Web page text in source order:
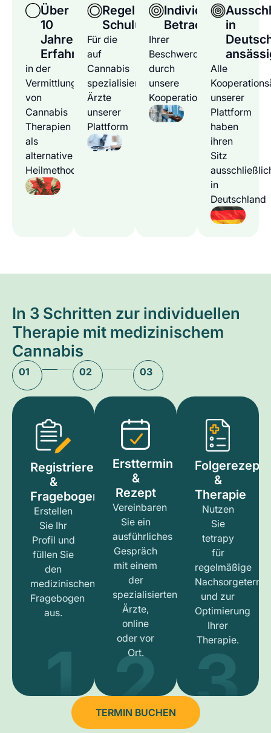
Über
10
Jahre
Erfahrung
in der
Vermittlung
von
Cannabis
Therapien
als
alternative
Heilmethode
Regelmäßige
Schulungen
Für die
auf
Cannabis
spezialisierten
Ärzte
unserer
Plattform
Individuelle
Betrachtung
Ihrer
Beschwerden
durch
unsere
Kooperationsärzte
in
Alle
unserer
Plattform
haben
ihren
Sitz
in
Deutschland
In 3 Schritten zur individuellen
Therapie mit medizinischem
Cannabis
01 02 03
Registrieren
&
Fragebogen
Erstellen
Sie Ihr
Profil und
füllen Sie
den
medizinischen
Fragebogen
aus.
1
Ersttermin
&
Rezept
Vereinbaren
Sie ein
ausführliches
Gespräch
mit einem
der
spezialisierten
Ärzte,
online
oder vor
Ort.
2
Folgerezept
&
Therapie
Nutzen
Sie
tetrapy
für
regelmäßige
und zur
Optimierung
Ihrer
Therapie.
3
TERMIN BUCHEN